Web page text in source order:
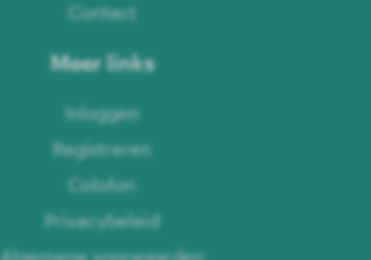
Contact
Meer links
Inloggen
Registreren
Colofon
Privacybeleid